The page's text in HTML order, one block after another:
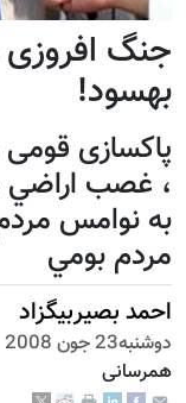
جنگ
بهسود!
پاکسازی قومی
، غصب اراضي
به نوامس
مردم بومي
احمد بصيربيگزاد
دوشنبه23 جون 2008
همرسانی